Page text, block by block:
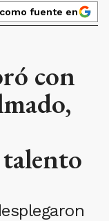
fuente en
con